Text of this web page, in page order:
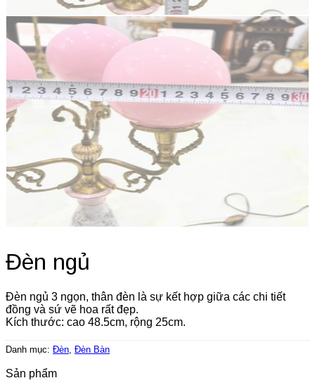
Đèn ngủ
Đèn ngủ 3 ngọn, thân đèn là sự kết hợp giữa các chi tiết
đồng và sứ vẽ hoa rất đẹp.
Kích thước: cao 48.5cm, rộng 25cm.
Danh mục: Đèn Đèn Bàn
Sản phẩm